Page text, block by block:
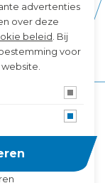
advertenties
over deze
beleid . Bij
voor